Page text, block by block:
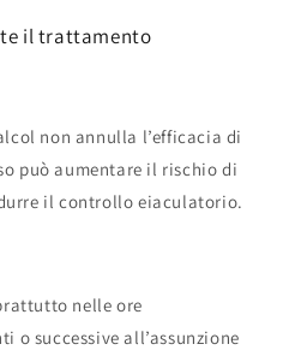
il trattamento
non annulla l’efficacia di
può aumentare il rischio di
il controllo eiaculatorio.
nelle ore
o successive all’assunzione